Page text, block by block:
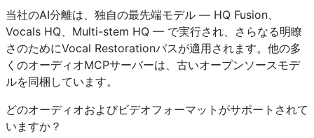
当社のAI分離は、独自の最先端モデル — HQ Fusion、
Vocals HQ、Multi-stem HQ — で実行され、さらなる明瞭
さのためにVocal Restorationパスが適用されます。他の多
くのオーディオMCPサーバーは、古いオープンソースモデ
ルを同梱しています。
どのオーディオおよびビデオフォーマットがサポートされて
いますか？